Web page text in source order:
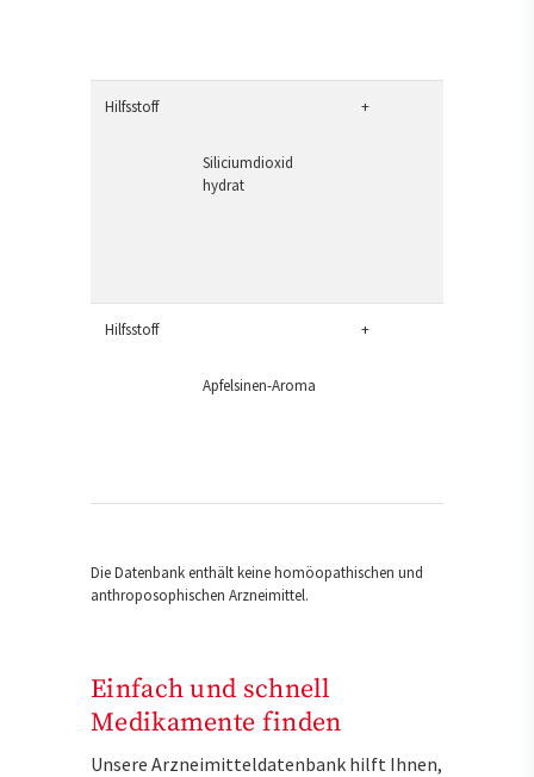
Hilfsstoff
Siliciumdioxid
hydrat
+
Hilfsstoff
Apfelsinen-Aroma
+
Die Datenbank enthält keine homöopathischen und
anthroposophischen Arzneimittel.
Einfach und schnell
Medikamente finden
Unsere Arzneimitteldatenbank hilft Ihnen,